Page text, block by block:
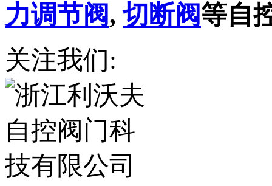
力调节阀,切断阀等自
关注我们: